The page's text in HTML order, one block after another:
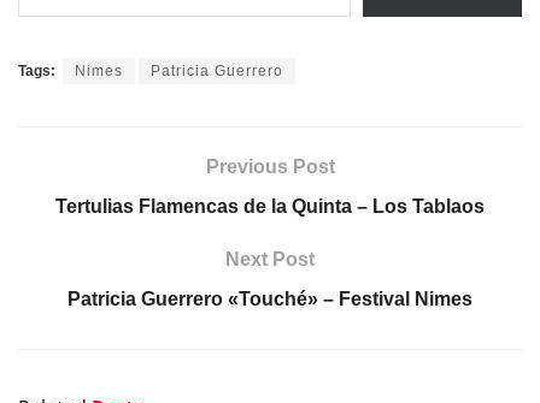
Tags: Nimes Patricia Guerrero
Previous Post
Tertulias Flamencas de la Quinta – Los Tablaos
Next Post
Patricia Guerrero «Touché» – Festival Nimes